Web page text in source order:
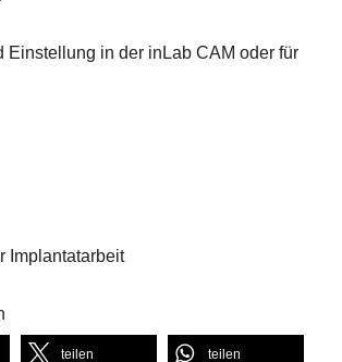
Einstellung in der inLab CAM oder für
Implantatarbeit
teilen teilen